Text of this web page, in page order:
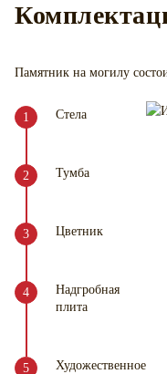
Памятник на могилу
Стела
Тумба
Цветник
Надгробная
плита
Художественное